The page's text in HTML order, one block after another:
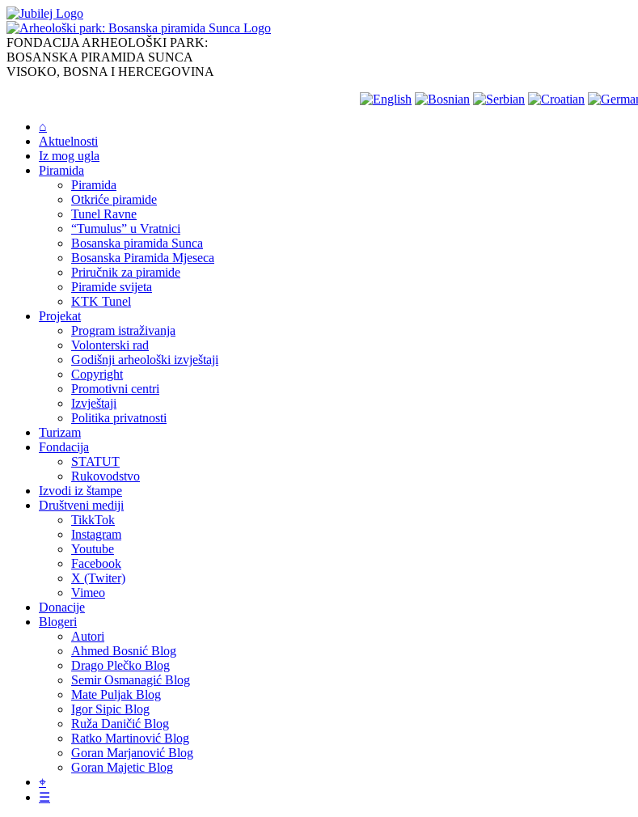
Skip
to
content
FONDACIJA ARHEOLOŠKI PARK:
BOSANSKA PIRAMIDA SUNCA
VISOKO, BOSNA I HERCEGOVINA
⌂
Aktuelnosti
Iz mog ugla
Piramida
Piramida
Otkriće piramide
Tunel Ravne
“Tumulus” u Vratnici
Bosanska piramida Sunca
Bosanska Piramida Mjeseca
Priručnik za piramide
Piramide svijeta
KTK Tunel
Projekat
Program istraživanja
Volonterski rad
Godišnji arheološki izvještaji
Copyright
Promotivni centri
Izvještaji
Politika privatnosti
Turizam
Fondacija
STATUT
Rukovodstvo
Izvodi iz štampe
Društveni mediji
TikkTok
Instagram
Youtube
Facebook
X (Twiter)
Vimeo
Donacije
Blogeri
Autori
Ahmed Bosnić Blog
Drago Plečko Blog
Semir Osmanagić Blog
Mate Puljak Blog
Igor Sipic Blog
Ruža Daničić Blog
Ratko Martinović Blog
Goran Marjanović Blog
Goran Majetic Blog
⌖
☰